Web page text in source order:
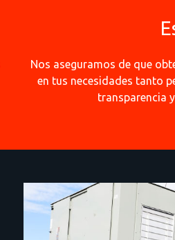
Nos aseguramos de que
en tus necesidades tanto
transparencia